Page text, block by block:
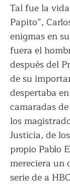
Tal fue la
Papito”,
enigmas en
fuera el
después del
de su
despertaba
camaradas
los
Justicia, de
propio Pablo
mereciera un
serie de a